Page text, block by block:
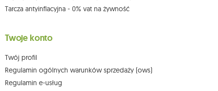
Tarcza antyinflacyjna - 0% vat na żywność
Twoje konto
Twój profil
Regulamin ogólnych warunków sprzedaży (ows)
Regulamin e-usług